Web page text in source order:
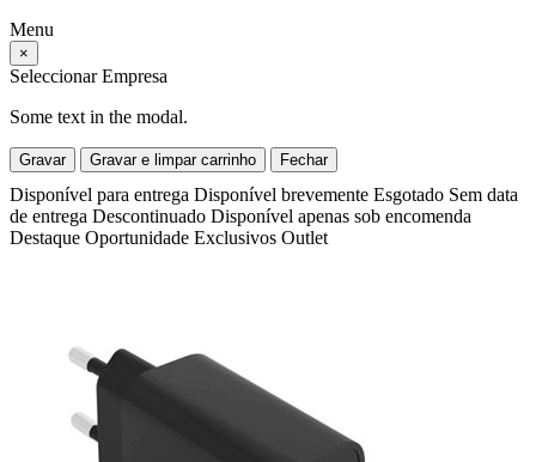
Menu
×
Seleccionar Empresa
Some text in the modal.
Gravar Gravar e limpar carrinho Fechar
Disponível para entrega Disponível brevemente Esgotado Sem data
de entrega Descontinuado Disponível apenas sob encomenda
Destaque Oportunidade Exclusivos Outlet